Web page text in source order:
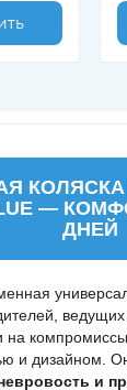
КОЛЯСКА
—
ДНЕЙ
на
и дизайном.
и